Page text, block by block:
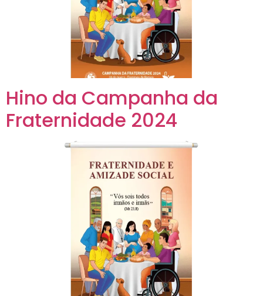
Hino da Campanha da
Fraternidade 2024